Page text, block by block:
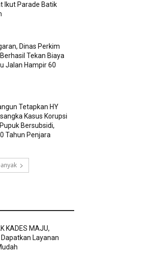
Ikut Parade Batik
Dinas Perkim
Tekan Biaya
Jalan Hampir 60
Tetapkan HY
Kasus Korupsi
Bersubsidi,
Tahun Penjara
KADES MAJU,
Layanan